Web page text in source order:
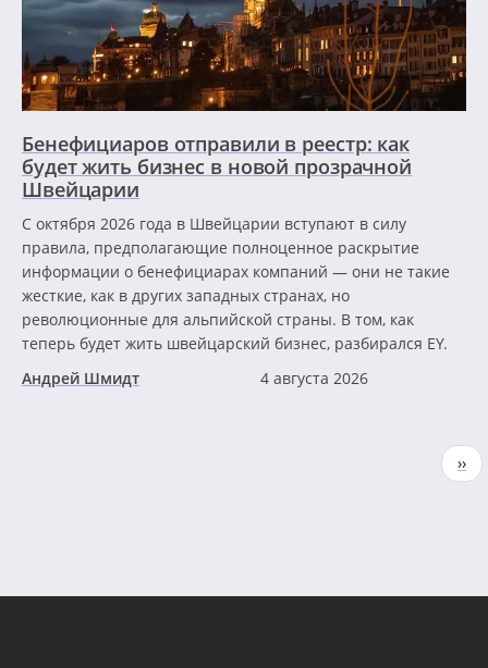
Бенефициаров отправили в реестр: как
будет жить бизнес в новой прозрачной
Швейцарии
С октября 2026 года в Швейцарии вступают в силу
правила, предполагающие полноценное раскрытие
информации о бенефициарах компаний — они не такие
жесткие, как в других западных странах, но
революционные для альпийской страны. В том, как
теперь будет жить швейцарский бизнес, разбирался EY.
Андрей Шмидт
4 августа 2026
››